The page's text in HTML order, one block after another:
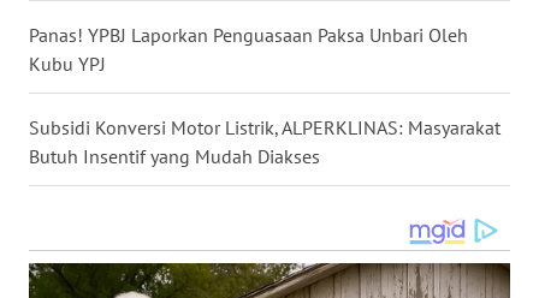
Panas! YPBJ Laporkan Penguasaan Paksa Unbari Oleh
Kubu YPJ ‎
Subsidi Konversi Motor Listrik, ALPERKLINAS: Masyarakat
Butuh Insentif yang Mudah Diakses
WN
SULUT
WN
MALUKU
MALUT